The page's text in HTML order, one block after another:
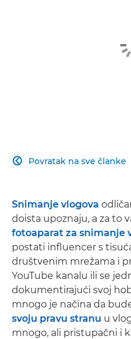
Povratak na sve članke

Snimanje vlogova
doista upoznaju, a za to
fotoaparat za snimanje
postati influencer s
društvenim mrežama i
YouTube kanalu ili se
dokumentirajući svoj
mnogo je načina da
svoju pravu stranu u
mnogo, ali pristupačni i